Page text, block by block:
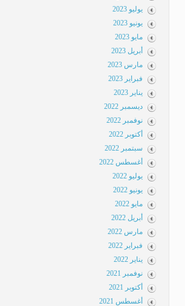
يوليو 2023
يونيو 2023
مايو 2023
أبريل 2023
مارس 2023
فبراير 2023
يناير 2023
ديسمبر 2022
نوفمبر 2022
أكتوبر 2022
سبتمبر 2022
أغسطس 2022
يوليو 2022
يونيو 2022
مايو 2022
أبريل 2022
مارس 2022
فبراير 2022
يناير 2022
نوفمبر 2021
أكتوبر 2021
أغسطس 2021